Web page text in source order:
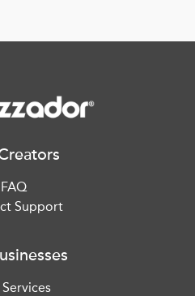
FAQ
Support